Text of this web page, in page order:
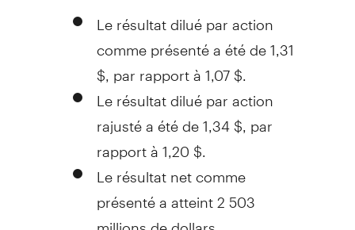
Le résultat dilué par action
comme présenté a été de 1,31
$, par rapport à 1,07 $.
Le résultat dilué par action
rajusté a été de 1,34 $, par
rapport à 1,20 $.
Le résultat net comme
présenté a atteint 2 503
millions de dollars,